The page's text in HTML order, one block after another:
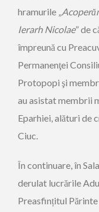
hramurile „
Ierarh Nicolae” de
împreună cu
Permanenţei
Protopopi şi
au asistat membrii
Eparhiei, alături de
Ciuc.
În continuare, în
derulat lucrările
Preasfințitul